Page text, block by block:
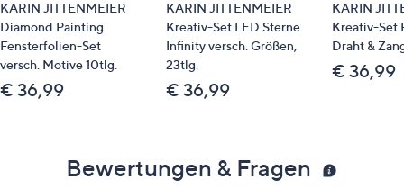
KARIN JITTENMEIER
Diamond Painting
Fensterfolien-Set
versch. Motive 10tlg.
€ 36,99
KARIN JITTENMEIER
Kreativ-Set LED Sterne
Infinity versch. Größen,
23tlg.
€ 36,99
KARIN
Kreativ-Set
Draht &
€ 36,99
Bewertungen & Fragen